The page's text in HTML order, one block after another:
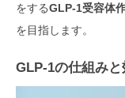
をするGLP-1受容体
を目指します。
GLP-1の仕組みと